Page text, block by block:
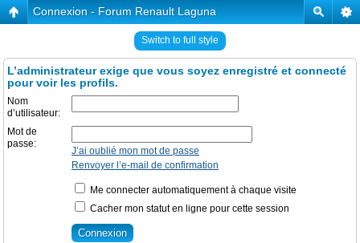
Connexion - Forum Renault Laguna
Switch to full style
L’administrateur exige que vous soyez enregistré et connecté
pour voir les profils.
Nom
d’utilisateur:
Mot de
passe:
J’ai oublié mon mot de passe
Renvoyer l’e-mail de confirmation
Me connecter automatiquement à chaque visite
Cacher mon statut en ligne pour cette session